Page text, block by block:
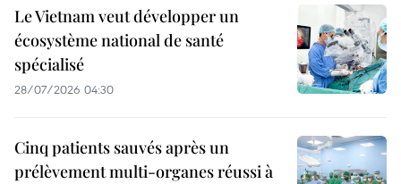
Le Vietnam veut développer un
écosystème national de santé
spécialisé
28/07/2026 04:30
Cinq patients sauvés après un
prélèvement multi-organes réussi à